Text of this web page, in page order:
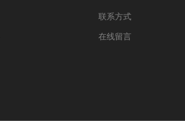
联系方式
在线留言